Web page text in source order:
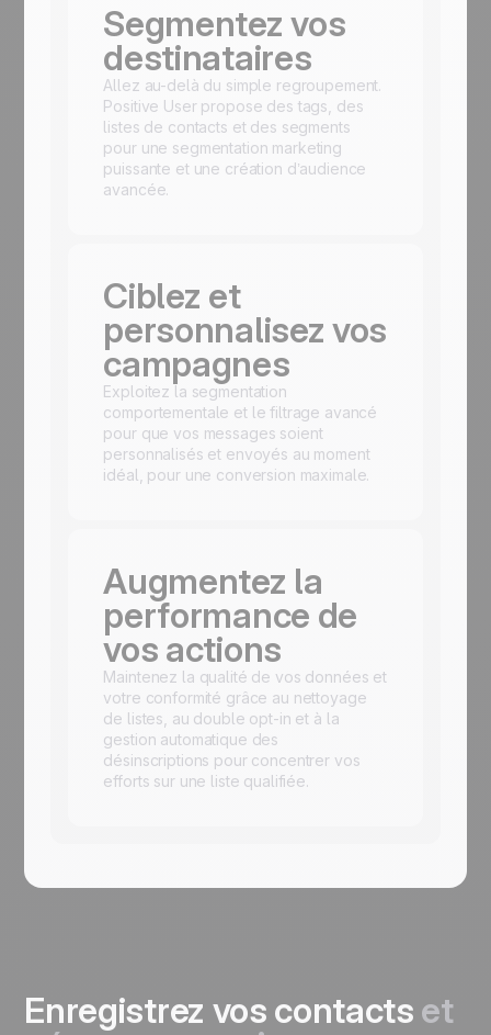
Segmentez vos
destinataires
Allez au-delà du simple regroupement.
Positive User propose des tags, des
listes de contacts et des segments
pour une segmentation marketing
puissante et une création d’audience
avancée.
Ciblez et
personnalisez vos
campagnes
Exploitez la segmentation
comportementale et le filtrage avancé
pour que vos messages soient
personnalisés et envoyés au moment
idéal, pour une conversion maximale.
Augmentez la
performance de
vos actions
Maintenez la qualité de vos données et
votre conformité grâce au nettoyage
de listes, au double opt-in et à la
gestion automatique des
désinscriptions pour concentrer vos
efforts sur une liste qualifiée.
Enregistrez vos contacts et